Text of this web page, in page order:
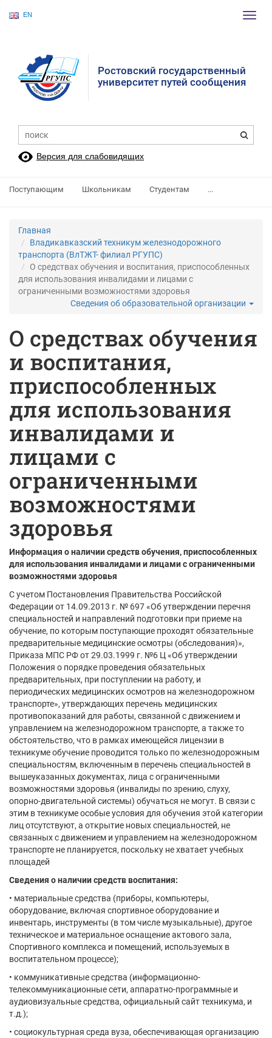
EN
Ростовский государственный
университет путей сообщения
Версия для слабовидящих
Поступающим Школьникам Студентам ...
Главная
Владикавказский техникум железнодорожного
транспорта (ВлТЖТ- филиал РГУПС)
О средствах обучения и воспитания, приспособленных
для использования инвалидами и лицами с
ограниченными возможностями здоровья
Сведения об образовательной организации
О средствах обучения
и воспитания,
приспособленных
для использования
инвалидами и
лицами с
ограниченными
возможностями
здоровья
Информация о наличии средств обучения, приспособленных
для использования инвалидами и лицами с ограниченными
возможностями здоровья
С учетом Постановления Правительства Российской
Федерации от 14.09.2013 г. № 697 «Об утверждении перечня
специальностей и направлений подготовки при приеме на
обучение, по которым поступающие проходят обязательные
предварительные медицинские осмотры (обследования)»,
Приказа МПС РФ от 29.03.1999 г. №6 Ц «Об утверждении
Положения о порядке проведения обязательных
предварительных, при поступлении на работу, и
периодических медицинских осмотров на железнодорожном
транспорте», утверждающих перечень медицинских
противопоказаний для работы, связанной с движением и
управлением на железнодорожном транспорте, а также то
обстоятельство, что в рамках имеющейся лицензии в
техникуме обучение проводится только по железнодорожным
специальностям, включенным в перечень специальностей в
вышеуказанных документах, лица с ограниченными
возможностями здоровья (инвалиды по зрению, слуху,
опорно-двигательной системы) обучаться не могут. В связи с
этим в техникуме особые условия для обучения этой категории
лиц отсутствуют, а открытие новых специальностей, не
связанных с движением и управлением на железнодорожном
транспорте не планируется, поскольку не хватает учебных
площадей
Сведения о наличии средств воспитания:
• материальные средства (приборы, компьютеры,
оборудование, включая спортивное оборудование и
инвентарь, инструменты (в том числе музыкальные), другое
техническое и материальное оснащение актового зала,
Спортивного комплекса и помещений, используемых в
воспитательном процессе);
• коммуникативные средства (информационно-
телекоммуникационные сети, аппаратно-программные и
аудиовизуальные средства, официальный сайт техникума, и
т.д.);
• социокультурная среда вуза, обеспечивающая организацию